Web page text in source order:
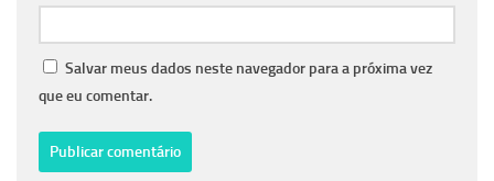
Salvar meus dados neste navegador para a próxima vez
que eu comentar.